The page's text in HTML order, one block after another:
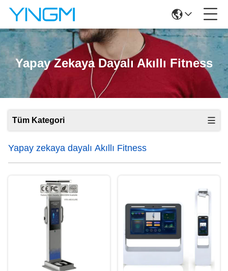
Yapay Zekaya Dayalı Akıllı Fitness
Tüm Kategori
Yapay zekaya dayalı Akıllı Fitness